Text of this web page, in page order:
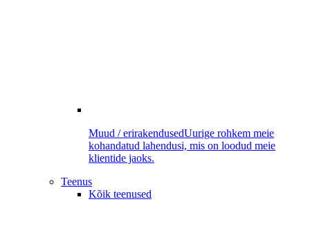
Muud / erirakendusedUurige rohkem meie
kohandatud lahendusi, mis on loodud meie
klientide jaoks.
Teenus
Kõik teenused